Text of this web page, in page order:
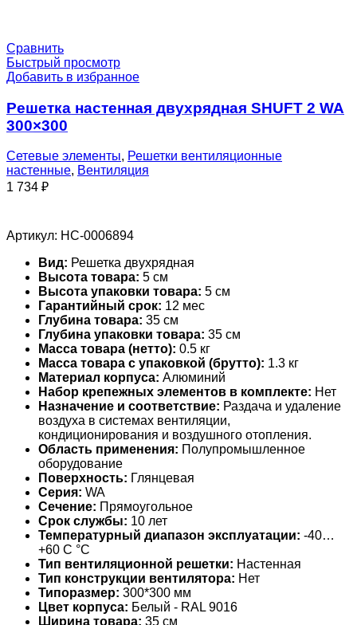
Сравнить
Быстрый просмотр
Добавить в избранное
Решетка настенная двухрядная SHUFT 2 WA
300×300
Сетевые элементы, Решетки вентиляционные
настенные, Вентиляция
1 734 ₽
Артикул: НС-0006894
Вид: Решетка двухрядная
Высота товара: 5 см
Высота упаковки товара: 5 см
Гарантийный срок: 12 мес
Глубина товара: 35 см
Глубина упаковки товара: 35 см
Масса товара (нетто): 0.5 кг
Масса товара с упаковкой (брутто): 1.3 кг
Материал корпуса: Алюминий
Набор крепежных элементов в комплекте: Нет
Назначение и соответствие: Раздача и удаление
воздуха в системах вентиляции,
кондиционирования и воздушного отопления.
Область применения: Полупромышленное
оборудование
Поверхность: Глянцевая
Серия: WA
Сечение: Прямоугольное
Срок службы: 10 лет
Температурный диапазон эксплуатации: -40…
+60 С °С
Тип вентиляционной решетки: Настенная
Тип конструкции вентилятора: Нет
Типоразмер: 300*300 мм
Цвет корпуса: Белый - RAL 9016
Ширина товара: 35 см